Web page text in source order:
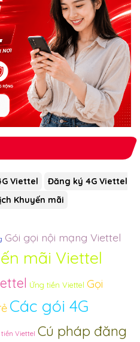
Viettel
Đăng ký 4G Viettel
Khuyến mãi
Gói gọi nội mạng Viettel
mãi Viettel
Ứng tiền Viettel Gọi
Các gói 4G
tiền Viettel Cú pháp đăng